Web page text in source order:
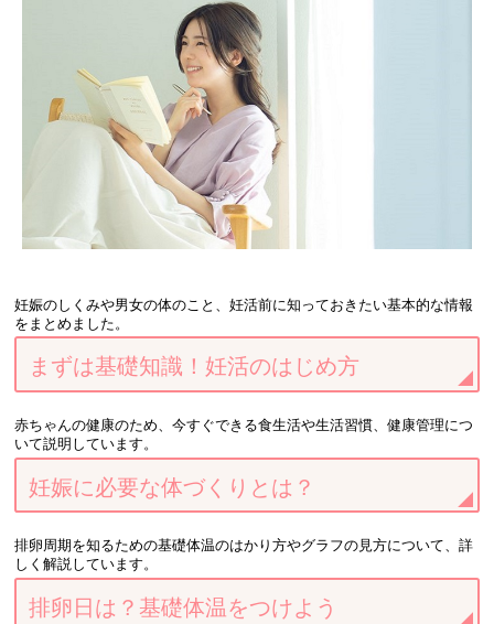
妊娠のしくみや男女の体のこと、妊活前に知っておきたい基本的な情報
をまとめました。
まずは基礎知識！妊活のはじめ方
赤ちゃんの健康のため、今すぐできる食生活や生活習慣、健康管理につ
いて説明しています。
妊娠に必要な体づくりとは？
排卵周期を知るための基礎体温のはかり方やグラフの見方について、詳
しく解説しています。
排卵日は？基礎体温をつけよう